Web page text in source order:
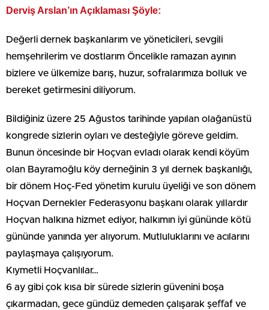
Derviş Arslan’ın Açıklaması Şöyle:
Değerli dernek başkanlarım ve yöneticileri, sevgili
hemşehrilerim ve dostlarım Öncelikle ramazan ayının
bizlere ve ülkemize barış, huzur, sofralarımıza bolluk ve
bereket getirmesini diliyorum.
Bildiğiniz üzere 25 Ağustos tarihinde yapılan olağanüstü
kongrede sizlerin oyları ve desteğiyle göreve geldim.
Bunun öncesinde bir Hoçvan evladı olarak kendi köyüm
olan Bayramoğlu köy derneğinin 3 yıl dernek başkanlığı,
bir dönem Hoç-Fed yönetim kurulu üyeliği ve son dönem
Hoçvan Dernekler Federasyonu başkanı olarak yıllardır
Hoçvan halkına hizmet ediyor, halkımın iyi gününde kötü
gününde yanında yer alıyorum. Mutluluklarını ve acılarını
paylaşmaya çalışıyorum.
Kıymetli Hoçvanlılar…
6 ay gibi çok kısa bir sürede sizlerin güvenini boşa
çıkarmadan, gece gündüz demeden çalışarak şeﬀaf ve